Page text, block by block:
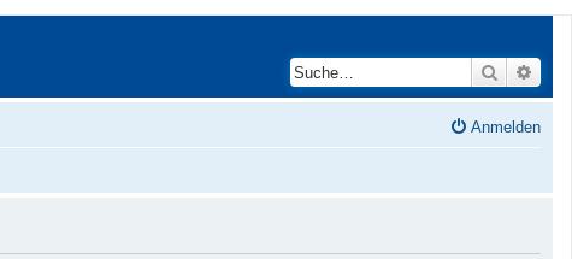
Suche
Anmelden